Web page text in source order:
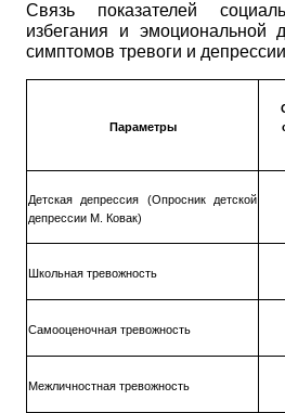
Связь показателей
избегания и эмоциональной
симптомов тревоги и
Параметры
Детская депрессия (Опросник детской
депрессии М. Ковак)
Школьная тревожность
Самооценочная тревожность
Межличностная тревожность